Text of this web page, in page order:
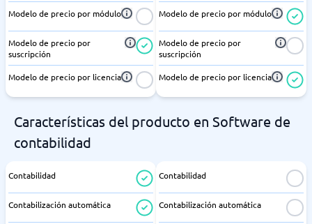
Modelo de precio por módulo
Modelo de precio por
suscripción
Modelo de precio por licencia
Modelo de precio por módulo
Modelo de precio por
suscripción
Modelo de precio por licencia
Características del producto en Software de
contabilidad
Contabilidad
Contabilización automática
Contabilidad
Contabilización automática